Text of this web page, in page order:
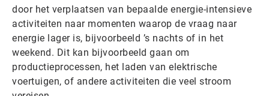
door het verplaatsen van bepaalde energie-intensieve
activiteiten naar momenten waarop de vraag naar
energie lager is, bijvoorbeeld ’s nachts of in het
weekend. Dit kan bijvoorbeeld gaan om
productieprocessen, het laden van elektrische
voertuigen, of andere activiteiten die veel stroom